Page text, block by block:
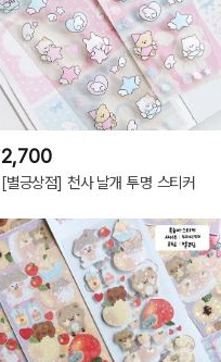
2,700
[별긍상점] 천사 날개 투명 스티커